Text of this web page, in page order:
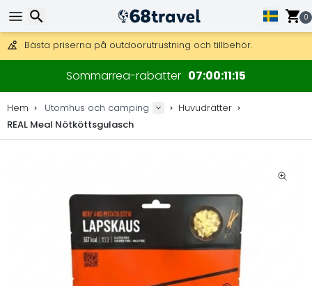
0
DHL Express över natten är också tillgängligt.
30 dagar för retur, 90 dagar för träkartor och dekorationer.
Bästa priserna på outdoorutrustning och tillbehör.
Sommarrea-rabatter 07 00 11 15
Hem Utomhus och camping
Huvudrätter
REAL Meal Nötköttsgulasch